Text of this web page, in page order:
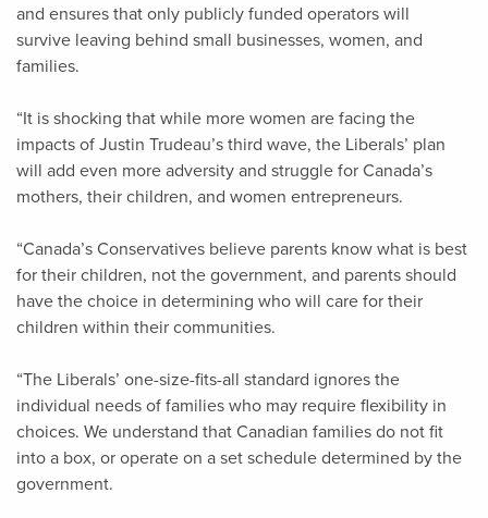
and ensures that only publicly funded operators will
survive leaving behind small businesses, women, and
families.
“It is shocking that while more women are facing the
impacts of Justin Trudeau’s third wave, the Liberals’ plan
will add even more adversity and struggle for Canada’s
mothers, their children, and women entrepreneurs.
“Canada’s Conservatives believe parents know what is best
for their children, not the government, and parents should
have the choice in determining who will care for their
children within their communities.
“The Liberals’ one-size-fits-all standard ignores the
individual needs of families who may require flexibility in
choices. We understand that Canadian families do not fit
into a box, or operate on a set schedule determined by the
government.